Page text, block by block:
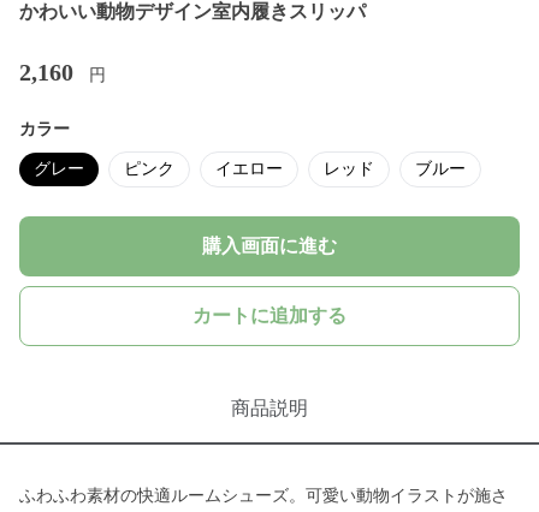
かわいい動物デザイン室内履きスリッパ
2,160 円
カラー
グレー ピンク イエロー レッド ブルー
購入画面に進む
カートに追加する
商品説明
ふわふわ素材の快適ルームシューズ。可愛い動物イラストが施さ